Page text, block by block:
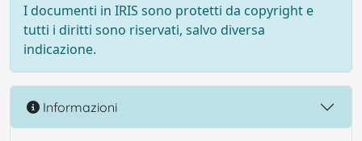
I documenti in IRIS sono protetti da copyright e
tutti i diritti sono riservati, salvo diversa
indicazione.
Informazioni